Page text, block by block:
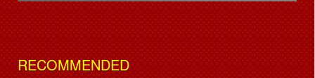
RECOMMENDED